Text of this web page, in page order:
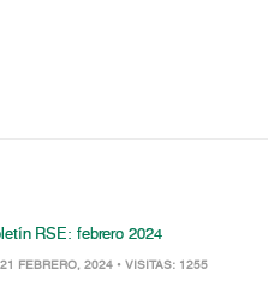
RSE: febrero 2024
21 FEBRERO, 2024 • VISITAS: 1255